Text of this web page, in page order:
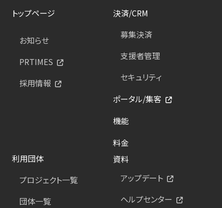
トップページ
お知らせ
PRTIMES
採用情報
決済/CRM
募集決済
支援者管理
セキュリティ
ポータル/集客
機能
料金
利用団体
プロジェクト一覧
団体一覧
資料
アップデート
ヘルプセンター